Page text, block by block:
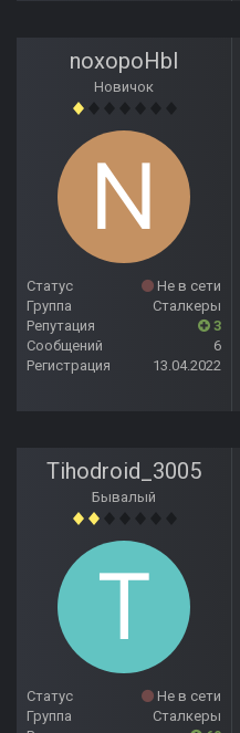
noxopoHbl
Новичок
Статус
Не в сети
Группа
Сталкеры
Репутация
3
Сообщений
6
Регистрация
13.04.2022
Tihodroid_3005
Бывалый
Статус
Не в сети
Группа
Сталкеры